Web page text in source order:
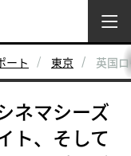
ート 東京 英国
ネマシーズ
ト、そして